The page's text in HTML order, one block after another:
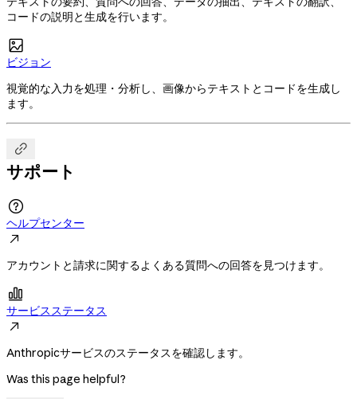
コードの説明と生成を行います。

ビジョン
視覚的な入力を処理・分析し、画像からテキストとコードを生成し
ます。

サポート

ヘルプセンター

アカウントと請求に関するよくある質問への回答を見つけます。

サービスステータス

Anthropicサービスのステータスを確認します。
Was this page helpful?